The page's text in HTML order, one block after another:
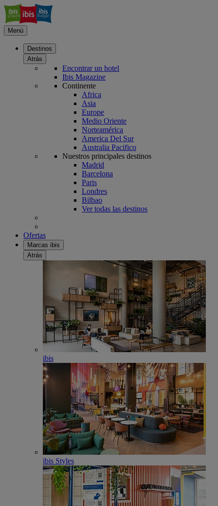
Menú
Destinos
Atrás
Encontrar un hotel
Ibis Magazine
Continente
Africa
Asia
Europe
Medio Oriente
Norteamérica
America Del Sur
Australia Pacifico
Nuestros principales destinos
Madrid
Barcelona
Paris
Londres
Bilbao
Ver todas las destinos
Ofertas
Marcas ibis
Atrás
ibis
ibis Styles